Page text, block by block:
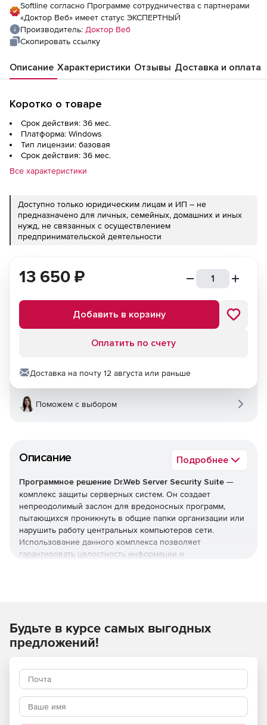
Softline согласно Программе сотрудничества с партнерами
«Доктор Веб» имеет статус ЭКСПЕРТНЫЙ
Производитель: Доктор Веб
Скопировать ссылку
Описание Характеристики Отзывы Доставка и оплата
Коротко о товаре
Срок действия: 36 мес.
Платформа: Windows
Тип лицензии: базовая
Срок действия: 36 мес.
Все характеристики
Доступно только юридическим лицам и ИП – не
предназначено для личных, семейных, домашних и иных
нужд, не связанных с осуществлением
предпринимательской деятельности
Описание Подробнее
Программное решение Dr.Web Server Security Suite —
комплекс защиты серверных систем. Он создает
непреодолимый заслон для вредоносных программ,
пытающихся проникнуть в общие папки организации или
нарушить работу центральных компьютеров сети.
Использование данного комплекса позволяет
гарантировать целостность информации и
05 Добыча угля
06 Добыча нефти и природного газа
08.99.32 Добыча алмазов
13 650 ₽
Добавить в корзину
Оплатить по счету
Доставка на почту 12 августа или раньше
Поможем с выбором
Будьте в курсе самых выгодных
предложений!